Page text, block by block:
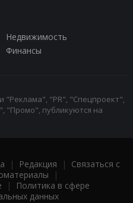
Недвижимость
Финансы
"PR", "Спецпроект",
"Промо", публикуются на
| Редакция | Связаться с
|
|
Политика в сфере
данных